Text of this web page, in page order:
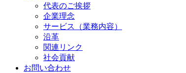
代表のご挨拶
企業理念
サービス（業務内容）
沿革
関連リンク
社会貢献
お問い合わせ